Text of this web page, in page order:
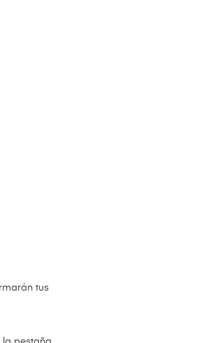
tus